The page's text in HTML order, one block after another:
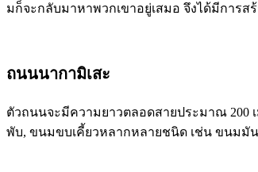
มก็จะกลับมาหาพวกเขาอยู่เสมอ จึงได้มีการ
ถนนนากามิเสะ
ตัวถนนจะมีความยาวตลอดสายประมาณ 200
พับ, ขนมขบเคี้ยวหลากหลายชนิด เช่น ขนมมั